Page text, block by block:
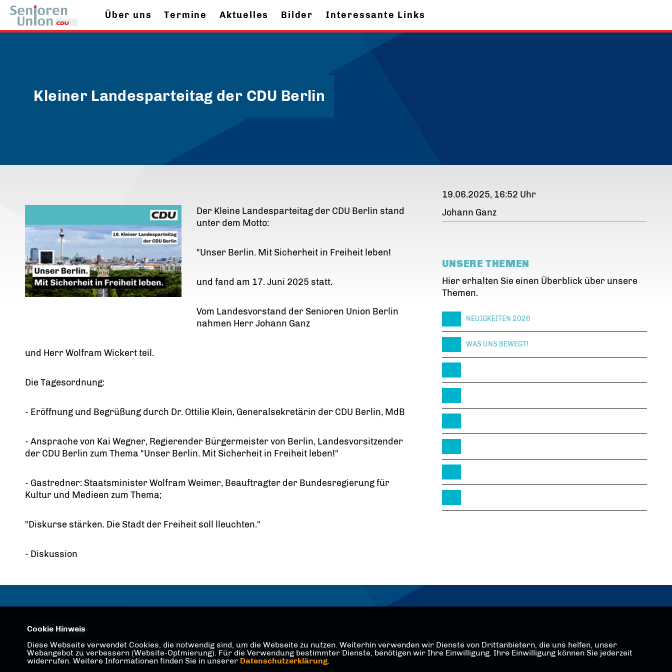
Über uns Termine Aktuelles Bilder Interessante Links
Kleiner Landesparteitag der CDU Berlin
Der Kleine Landesparteitag der CDU Berlin stand
unter dem Motto:
"Unser Berlin. Mit Sicherheit in Freiheit leben!
und fand am 17. Juni 2025 statt.
Vom Landesvorstand der Senioren Union Berlin
nahmen Herr Johann Ganz
und Herr Wolfram Wickert teil.
Die Tagesordnung:
- Eröffnung und Begrüßung durch Dr. Ottilie Klein, Generalsekretärin der CDU Berlin, MdB
- Ansprache von Kai Wegner, Regierender Bürgermeister von Berlin, Landesvorsitzender
der CDU Berlin zum Thema "Unser Berlin. Mit Sicherheit in Freiheit leben!"
- Gastredner: Staatsminister Wolfram Weimer, Beauftragter der Bundesregierung für
Kultur und Medieen zum Thema;
"Diskurse stärken. Die Stadt der Freiheit soll lleuchten."
- Diskussion
19.06.2025, 16:52 Uhr
Johann Ganz
UNSERE THEMEN
Hier erhalten Sie einen Überblick über unsere
Themen.
NEUIGKEITEN 2026
WAS UNS BEWEGT!
Cookie Hinweis
Diese Webseite verwendet Cookies, die notwendig sind, um die Webseite zu nutzen. Weiterhin verwenden wir Dienste von Drittanbietern, die uns helfen, unser
Webangebot zu verbessern (Website-Optmierung). Für die Verwendung bestimmter Dienste, benötigen wir Ihre Einwilligung. Ihre Einwilligung können Sie jederzeit
widerrufen. Weitere Informationen finden Sie in unserer Datenschutzerklärung.